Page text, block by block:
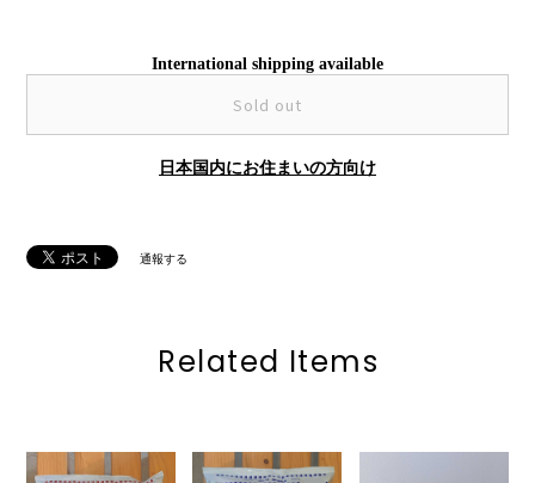
International shipping available
Sold out
日本国内にお住まいの方向け
通報する
Related Items